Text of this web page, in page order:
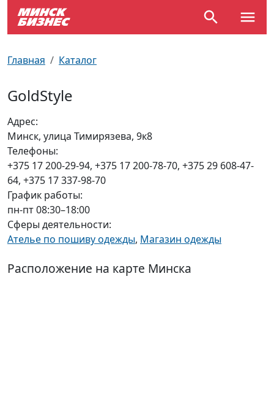
Главная Каталог
GoldStyle
Адрес:
Минск, улица Тимирязева, 9к8
Телефоны:
+375 17 200-29-94, +375 17 200-78-70, +375 29 608-47-
64, +375 17 337-98-70
График работы:
пн-пт 08:30–18:00
Сферы деятельности:
Ателье по пошиву одежды, Магазин одежды
Расположение на карте Минска
Улицы Минска
Производственный календарь
Документы для ЗАГСа
Пробки на дорогах
Самолеты